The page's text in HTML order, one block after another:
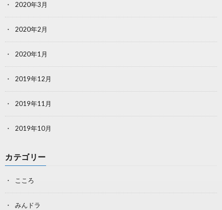
2020年3月
2020年2月
2020年1月
2019年12月
2019年11月
2019年10月
カテゴリー
こころ
みんドラ